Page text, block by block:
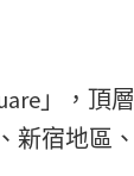
」，頂
新宿地區